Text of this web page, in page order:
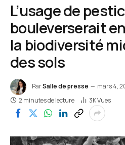
L’usage de
bouleverserait
la biodiversité
des sols
ParSalle de presse mars 4,
2 minutes de lecture
3KVues